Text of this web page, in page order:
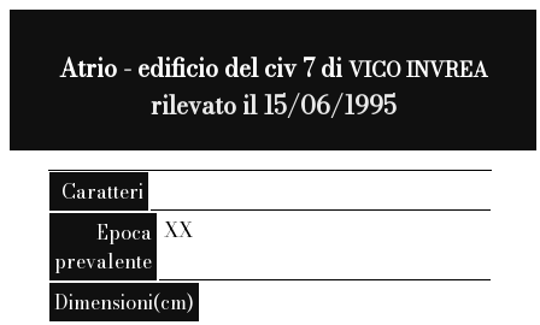
Atrio - edificio del civ 7 diVICO INVREA
rilevato il 15/06/1995
Caratteri
Epoca
prevalente
XX
Dimensioni(cm)